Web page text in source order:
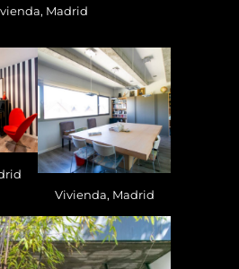
Madrid
Vivienda, Madrid